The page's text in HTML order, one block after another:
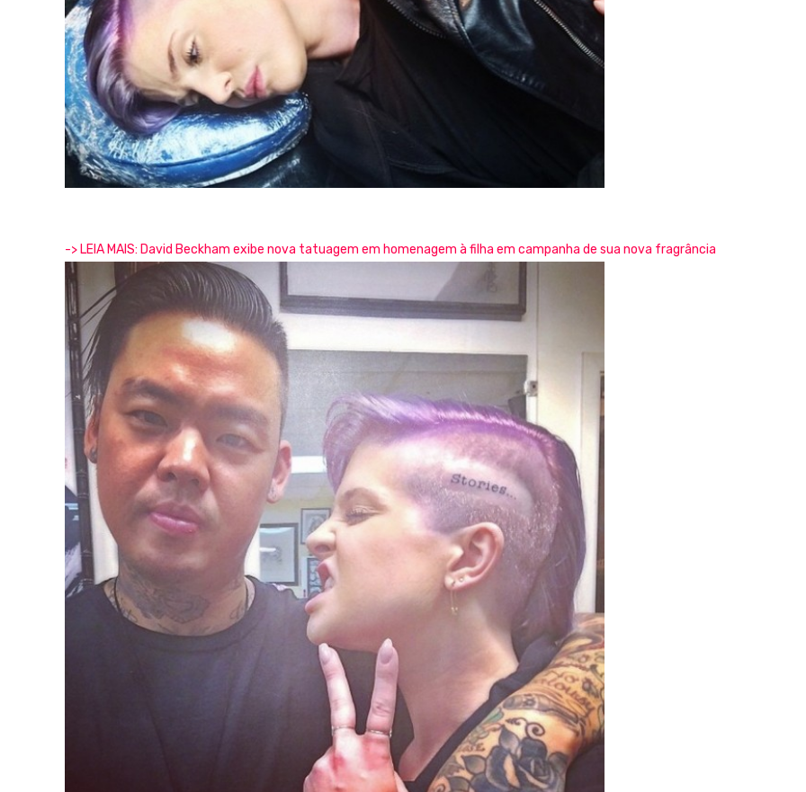
-> LEIA MAIS: David Beckham exibe nova tatuagem em homenagem à filha em campanha de sua nova fragrância